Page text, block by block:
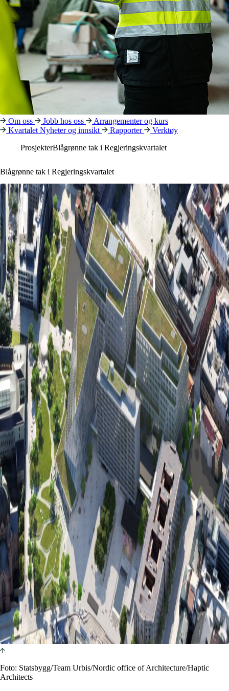
Om oss Jobb hos oss
Arrangementer og kurs
Kvartalet Nyheter og innsikt Rapporter
Verktøy
ProsjekterBlågrønne tak i Regjeringskvartalet
Blågrønne tak i Regjeringskvartalet
Foto: Statsbygg/Team Urbis/Nordic office of Architecture/Haptic
Architects